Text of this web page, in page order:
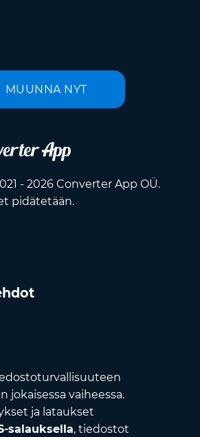
MUUNNA NYT
- 2026 Converter App OÜ.
pidätetään.
jokaisessa vaiheessa.
ja lataukset
salauksella, tiedostot